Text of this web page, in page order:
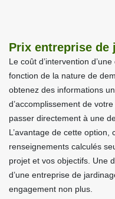
Prix entreprise de
Le coût d’intervention
fonction de la nature de
obtenez des informations
d’accomplissement de
passer directement à une
L’avantage de cette option,
renseignements calculés
projet et vos objectifs. Une
d’une entreprise de
engagement non plus.